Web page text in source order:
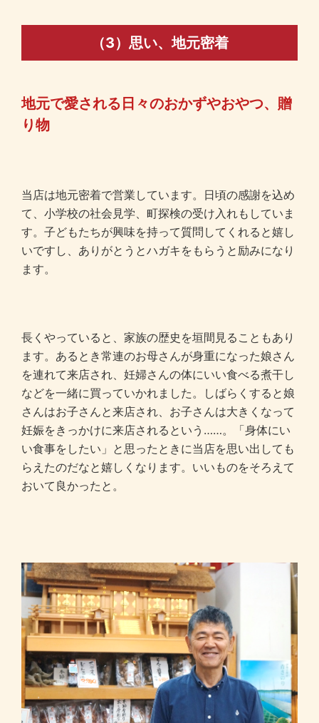
（3）思い、地元密着
地元で愛される日々のおかずやおやつ、贈
り物
当店は地元密着で営業しています。日頃の感謝を込め
て、小学校の社会見学、町探検の受け入れもしていま
す。子どもたちが興味を持って質問してくれると嬉し
いですし、ありがとうとハガキをもらうと励みになり
ます。
長くやっていると、家族の歴史を垣間見ることもあり
ます。あるとき常連のお母さんが身重になった娘さん
を連れて来店され、妊婦さんの体にいい食べる煮干し
などを一緒に買っていかれました。しばらくすると娘
さんはお子さんと来店され、お子さんは大きくなって
妊娠をきっかけに来店されるという……。「身体にい
い食事をしたい」と思ったときに当店を思い出しても
らえたのだなと嬉しくなります。いいものをそろえて
おいて良かったと。